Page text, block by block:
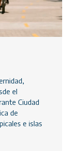
el
Ciudad
de
e islas